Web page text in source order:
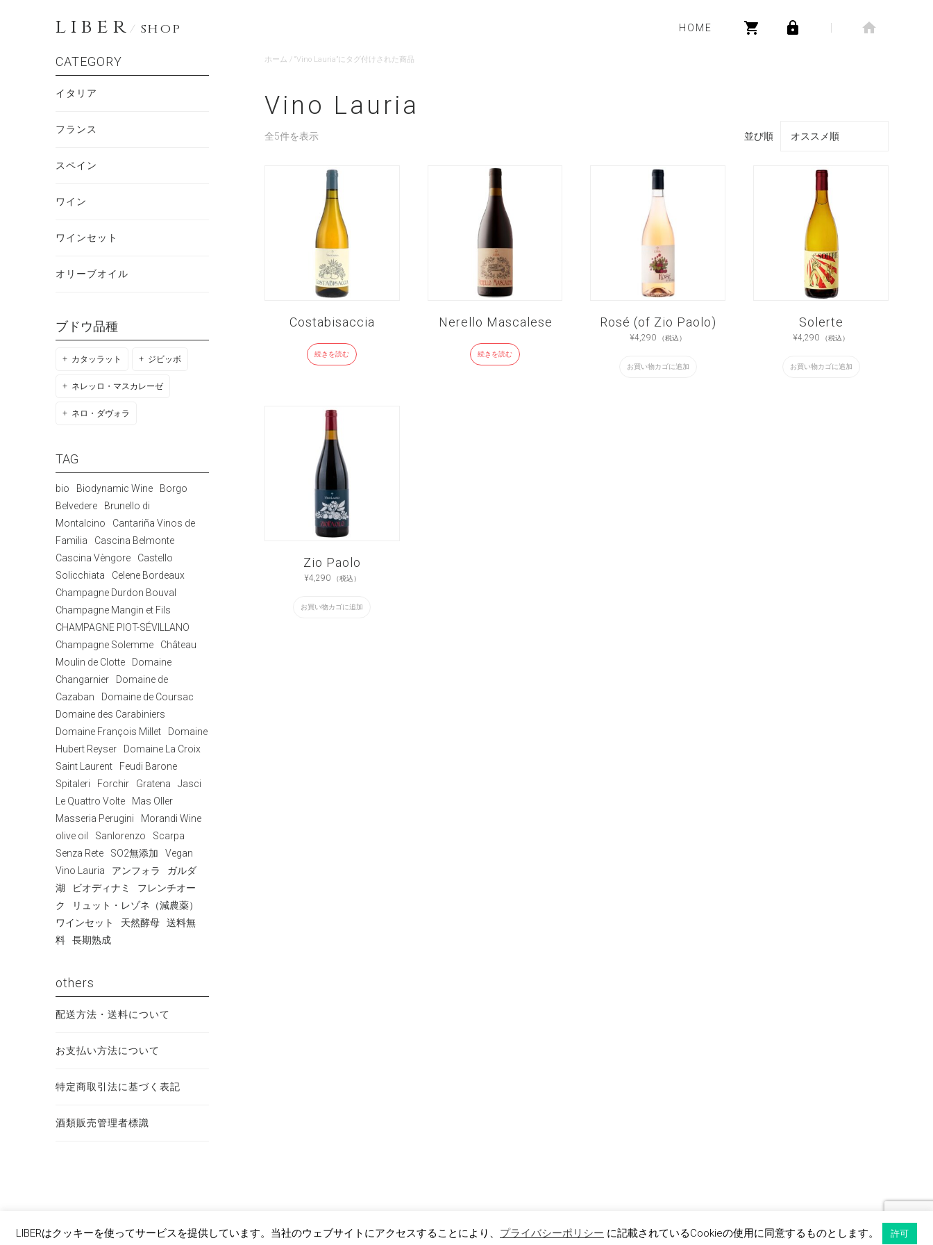
LIBER/ SHOP HOME
ホーム / “Vino Lauria”にタグ付けされた商品
Vino Lauria
全5件を表示 並び順
Costabisaccia
続きを読む
Nerello Mascalese
続きを読む
Rosé (of Zio Paolo)
¥4,290 （税込）
お買い物カゴに追加
Solerte
¥4,290 （税込）
お買い物カゴに追加
Zio Paolo
¥4,290 （税込）
お買い物カゴに追加
CATEGORY
イタリア
フランス
スペイン
ワイン
ワインセット
オリーブオイル
ブドウ品種
カタッラット ジビッボ
ネレッロ・マスカレーゼ
ネロ・ダヴォラ
TAG
bio Biodynamic Wine
Borgo
Belvedere
Brunello di
Montalcino
Cantariña Vinos de
Familia
Cascina Belmonte
Cascina Vèngore
Castello
Solicchiata
Celene Bordeaux
Champagne Durdon Bouval
Champagne Mangin et Fils
CHAMPAGNE PIOT-SÉVILLANO
Champagne Solemme
Château
Moulin de Clotte
Domaine
Changarnier
Domaine de
Cazaban
Domaine de Coursac
Domaine des Carabiniers
Domaine François Millet
Domaine
Hubert Reyser
Domaine La Croix
Saint Laurent
Feudi Barone
Spitaleri
Forchir Gratena
Jasci
Le Quattro Volte
Mas Oller
Masseria Perugini
Morandi Wine
olive oil
Sanlorenzo
Scarpa
Senza Rete
SO2無添加
Vegan
Vino Lauria
アンフォラ
ガルダ
湖
ビオディナミ
フレンチオー
ク
リュット・レゾネ（減農薬）
ワインセット
天然酵母
送料無
料
長期熟成
others
配送方法・送料について
お支払い方法について
特定商取引法に基づく表記
酒類販売管理者標識
LIBERはクッキーを使ってサービスを提供しています。当社のウェブサイトにアクセスすることにより、 プライバシーポリシー に記載されているCookieの使用に同意するものとします。 許可